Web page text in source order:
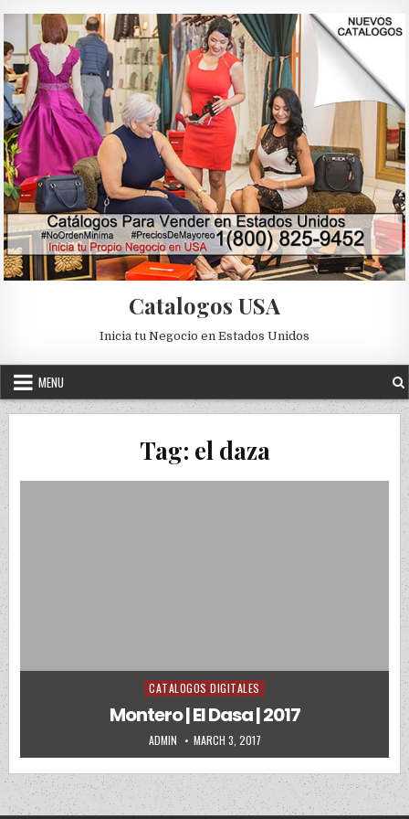
Catalogos USA
Inicia tu Negocio en Estados Unidos
MENU
Tag: el daza
Posted in
CATALOGOS DIGITALES
Montero | El Dasa | 2017
AUTHOR:
ADMIN PUBLISHED DATE:
MARCH 3, 2017